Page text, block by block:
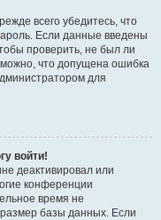
всего убедитесь, что
Если данные введены
проверить, не был ли
что допущена ошибка
для
войти!
деактивировал или
конференции
время не
базы данных. Если